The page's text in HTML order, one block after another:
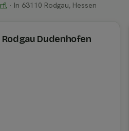
· In 63110 Rodgau, Hessen
Dudenhofen